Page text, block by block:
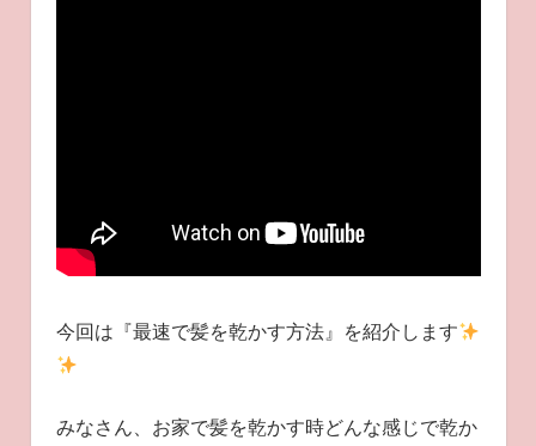
今回は『最速で髪を乾かす方法』を紹介します
みなさん、お家で髪を乾かす時どんな感じで乾か